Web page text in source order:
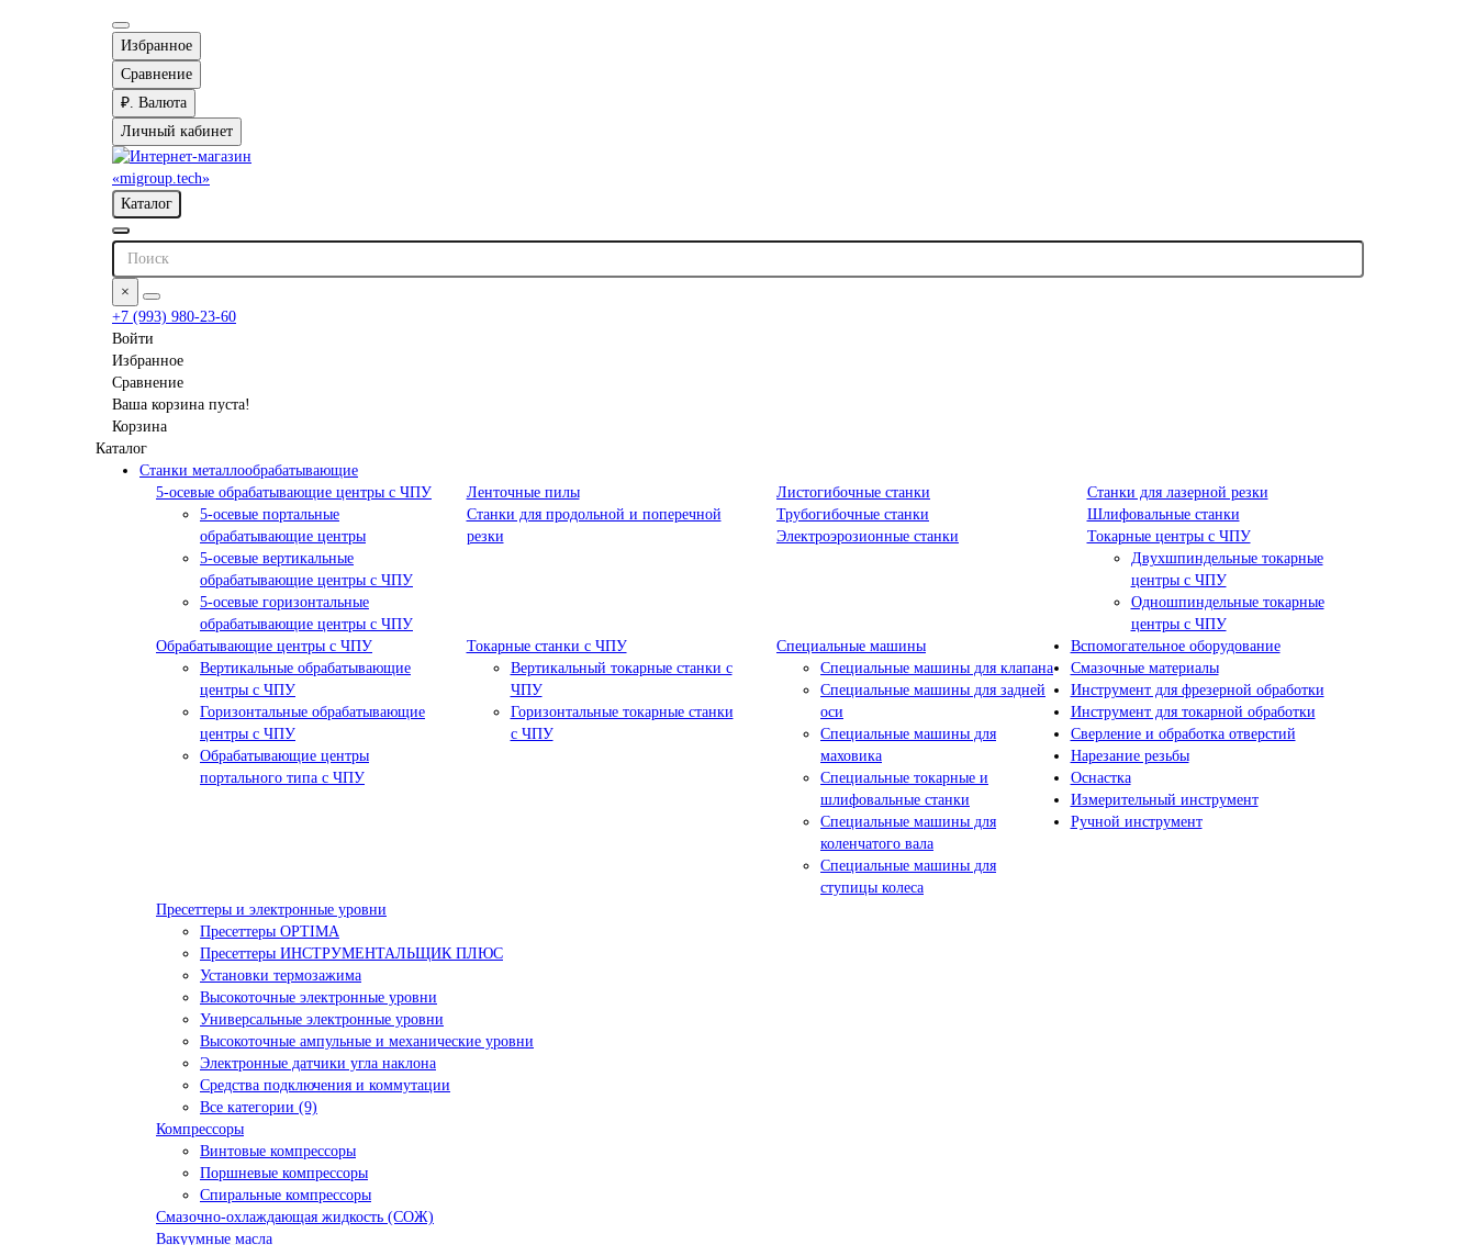
Избранное
Сравнение
₽. Валюта
Личный кабинет
Каталог
×
+7 (993) 980-23-60
Войти
Избранное
Сравнение
Ваша корзина пуста!
Корзина
Каталог
Станки металлообрабатывающие
5-осевые обрабатывающие центры с ЧПУ
5-осевые портальные
обрабатывающие центры
5-осевые вертикальные
обрабатывающие центры с ЧПУ
5-осевые горизонтальные
обрабатывающие центры с ЧПУ
Ленточные пилы Листогибочные станки
Станки для лазерной резки
Станки для продольной и поперечной
резки
Трубогибочные станки
Шлифовальные станки
Электроэрозионные станки
Токарные центры с ЧПУ
Двухшпиндельные токарные
центры с ЧПУ
Одношпиндельные токарные
центры с ЧПУ
Обрабатывающие центры с ЧПУ
Вертикальные обрабатывающие
центры с ЧПУ
Горизонтальные обрабатывающие
центры с ЧПУ
Обрабатывающие центры
портального типа с ЧПУ
Токарные станки с ЧПУ
Вертикальный токарные станки с
ЧПУ
Горизонтальные токарные станки
с ЧПУ
Специальные машины
Специальные машины для клапана
Специальные машины для задней
оси
Специальные машины для
маховика
Специальные токарные и
шлифовальные станки
Специальные машины для
коленчатого вала
Специальные машины для
ступицы колеса
Вспомогательное оборудование
Пресеттеры и электронные уровни
Пресеттеры OPTIMA
Пресеттеры ИНСТРУМЕНТАЛЬЩИК ПЛЮС
Установки термозажима
Высокоточные электронные уровни
Универсальные электронные уровни
Высокоточные ампульные и механические уровни
Электронные датчики угла наклона
Средства подключения и коммутации
Все категории (9)
Компрессоры
Винтовые компрессоры
Поршневые компрессоры
Спиральные компрессоры
Смазочные материалы
Смазочно-охлаждающая жидкость (СОЖ)
Вакуумные масла
Инструмент для фрезерной обработки
Инструмент для токарной обработки
Сверление и обработка отверстий
Нарезание резьбы
Оснастка
Измерительный инструмент
Ручной инструмент